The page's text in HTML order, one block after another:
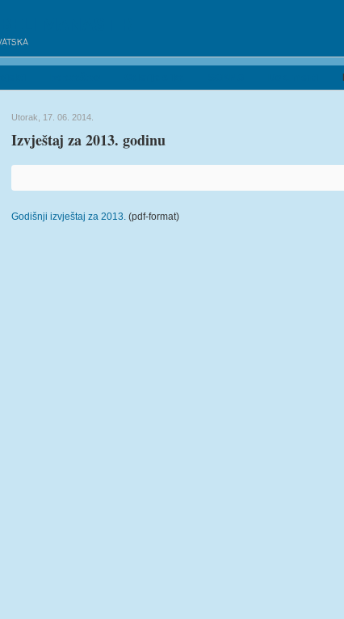
Utorak, 17. 06. 2014.
Izvještaj za 2013. godinu
Godišnji izvještaj za 2013.(pdf-format)